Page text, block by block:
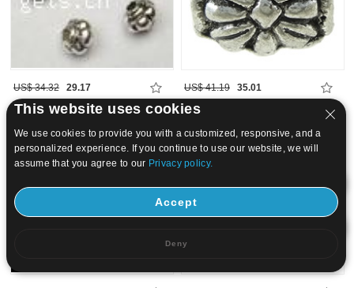
US$ 34.32 29.17 US$ 41.19 35.01
15 20
This website uses cookies
We use cookies to provide you with a customized, responsive, and a
personalized experience. If you continue to use our website, we will
assume that you agree to our Privacy policy.
Accept
Deny